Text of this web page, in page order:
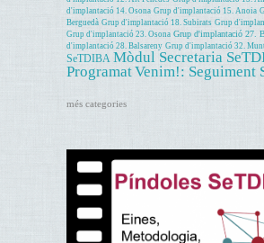
d'implantació 14. Osona Grup d'implantació 15. Anoia
Berguedà Grup d'implantació 18. Subirats Grup
Grup d'implantació 23. Osona Grup d'implantació 27.
d'implantació 28. Balsareny Grup d'implantació 32.
SeTDIBA Mòdul Secretaria
ProgramatVenim!: Seguiment
més categories